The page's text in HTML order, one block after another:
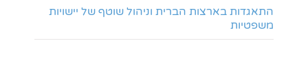
התאגדות בארצות הברית וניהול שוטף של יישויות
משפטיות